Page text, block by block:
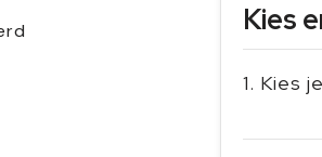
Kies
1. Kies